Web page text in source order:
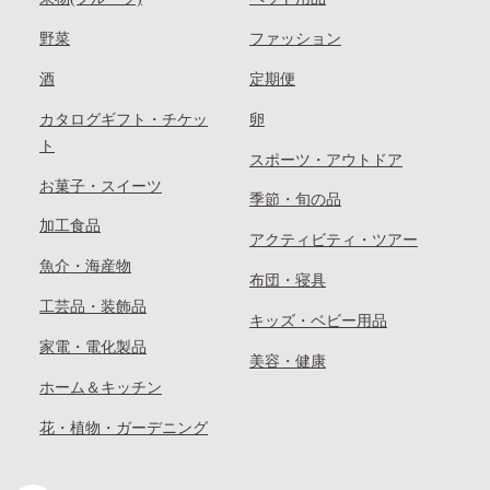
野菜
酒
カタログギフト・チケッ
ト
お菓子・スイーツ
加工食品
魚介・海産物
工芸品・装飾品
家電・電化製品
ホーム＆キッチン
花・植物・ガーデニング
ファッション
定期便
卵
スポーツ・アウトドア
季節・旬の品
アクティビティ・ツアー
布団・寝具
キッズ・ベビー用品
美容・健康